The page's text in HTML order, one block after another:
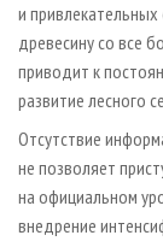
и привлекательных
древесину со все
приводит к
развитие лесного
Отсутствие
не позволяет
на официальном
внедрение